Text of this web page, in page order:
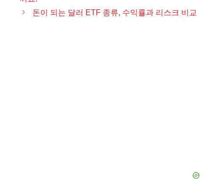
돈이 되는 달러 ETF 종류, 수익률과 리스크 비교